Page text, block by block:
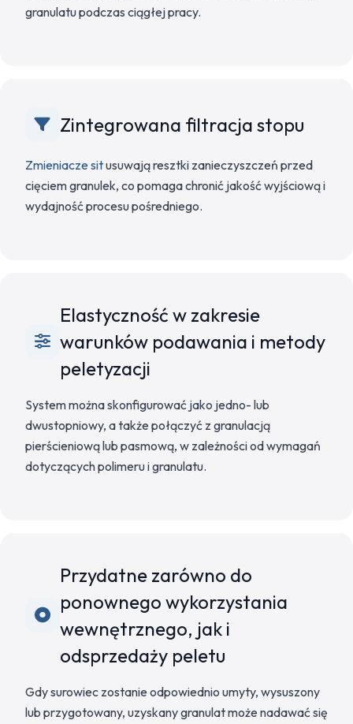
granulatu podczas ciągłej pracy.
Zintegrowana filtracja stopu
Zmieniacze situsuwają resztki zanieczyszczeń przed
cięciem granulek, co pomaga chronić jakość wyjściową i
wydajność procesu pośredniego.
Elastyczność w zakresie
warunków podawania i metody
peletyzacji
System można skonfigurować jako jedno- lub
dwustopniowy, a także połączyć z granulacją
pierścieniową lub pasmową, w zależności od wymagań
dotyczących polimeru i granulatu.
Przydatne zarówno do
ponownego wykorzystania
wewnętrznego, jak i
odsprzedaży peletu
Gdy surowiec zostanie odpowiednio umyty, wysuszony
lub przygotowany, uzyskany granulat może nadawać się